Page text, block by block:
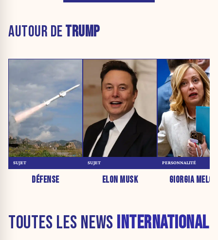
AUTOUR DETRUMP
DÉFENSE
SUJET
ELON MUSK
SUJET
GIORGIA
PERSONNALITÉ
TOUTES LES NEWS INTERNATIONAL